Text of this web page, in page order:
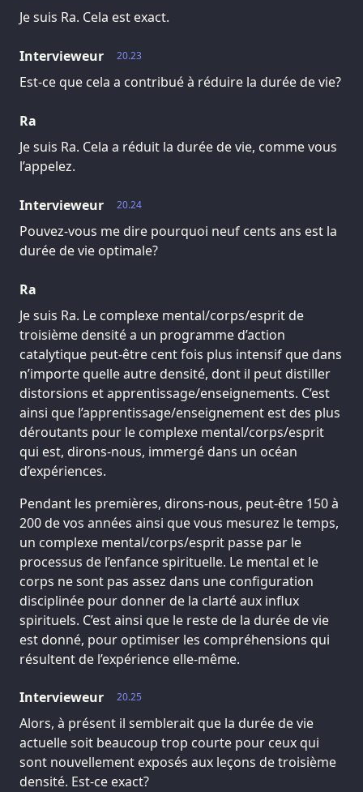
Je suis Ra. Cela est exact.
20.23
Intervieweur
Est-ce que cela a contribué à réduire la durée de vie?
Ra
Je suis Ra. Cela a réduit la durée de vie, comme vous
l’appelez.
20.24
Intervieweur
Pouvez-vous me dire pourquoi neuf cents ans est la
durée de vie optimale?
Ra
Je suis Ra. Le complexe mental/corps/esprit de
troisième densité a un programme d’action
catalytique peut-être cent fois plus intensif que dans
n’importe quelle autre densité, dont il peut distiller
distorsions et apprentissage/enseignements. C’est
ainsi que l’apprentissage/enseignement est des plus
déroutants pour le complexe mental/corps/esprit
qui est, dirons-nous, immergé dans un océan
d’expériences.
Pendant les premières, dirons-nous, peut-être 150 à
200 de vos années ainsi que vous mesurez le temps,
un complexe mental/corps/esprit passe par le
processus de l’enfance spirituelle. Le mental et le
corps ne sont pas assez dans une configuration
disciplinée pour donner de la clarté aux influx
spirituels. C’est ainsi que le reste de la durée de vie
est donné, pour optimiser les compréhensions qui
résultent de l’expérience elle-même.
20.25
Intervieweur
Alors, à présent il semblerait que la durée de vie
actuelle soit beaucoup trop courte pour ceux qui
sont nouvellement exposés aux leçons de troisième
densité. Est-ce exact?